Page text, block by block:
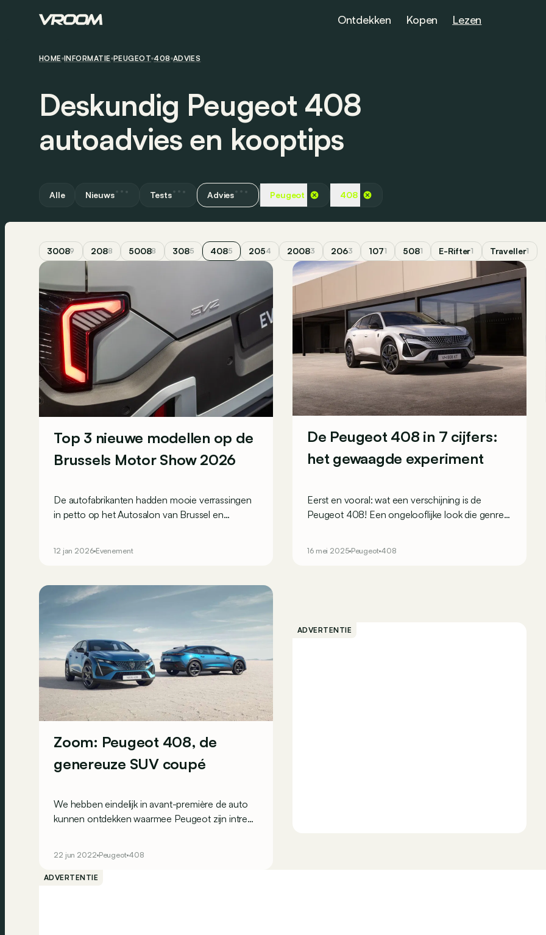
Ontdekken Kopen Lezen
HOME INFORMATIE PEUGEOT 408 ADVIES
Deskundig Peugeot 408
autoadvies en kooptips
Alle Nieuws Tests Advies Peugeot 408
30089 2088 50088 3085 4085 2054 20083 2063 1071 5081 E-Rifter1 Traveller1
Top 3 nieuwe modellen op de
Brussels Motor Show 2026
De autofabrikanten hadden mooie verrassingen
in petto op het Autosalon van Brussel en
12 jan 2026 Evenement
De Peugeot 408 in 7 cijfers:
het gewaagde experiment
Eerst en vooral: wat een verschijning is de
Peugeot 408! Een ongelooflijke look die genres
16 mei 2025 Peugeot 408
Zoom: Peugeot 408, de
genereuze SUV coupé
We hebben eindelijk in avant-première de auto
kunnen ontdekken waarmee Peugeot zijn intrede
22 jun 2022 Peugeot 408
ADVERTENTIE
ADVERTENTIE